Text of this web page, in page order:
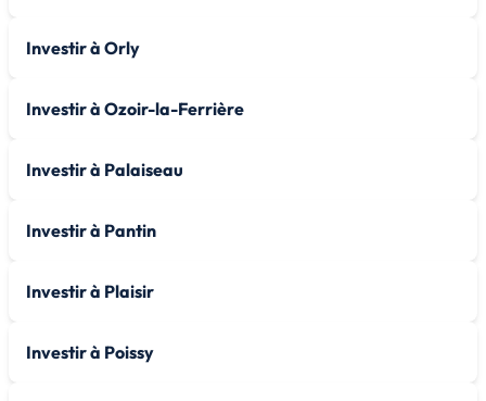
Investir à Orly
Investir à Ozoir-la-Ferrière
Investir à Palaiseau
Investir à Pantin
Investir à Plaisir
Investir à Poissy